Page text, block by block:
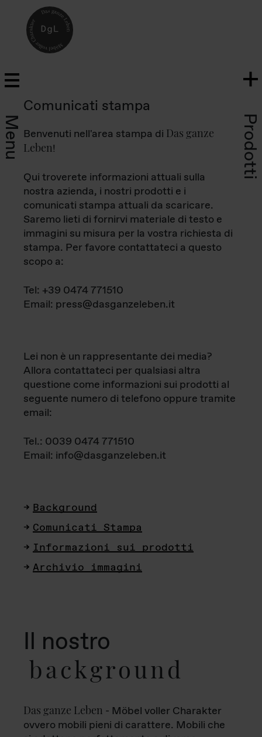
Menu Prodotti
Comunicati stampa
Benvenuti nell'area stampa di Das ganze
Leben!
Qui troverete informazioni attuali sulla
nostra azienda, i nostri prodotti e i
comunicati stampa attuali da scaricare.
Saremo lieti di fornirvi materiale di testo e
immagini su misura per la vostra richiesta di
stampa. Per favore contattateci a questo
scopo a:
Tel: +39 0474 771510
Email: press@dasganzeleben.it
Lei non è un rappresentante dei media?
Allora contattateci per qualsiasi altra
questione come informazioni sui prodotti al
seguente numero di telefono oppure tramite
email:
Tel.: 0039 0474 771510
Email: info@dasganzeleben.it
Background
Comunicati Stampa
Informazioni sui prodotti
Archivio immagini
Il nostro
background
Das ganze Leben - Möbel voller Charakter
ovvero mobili pieni di carattere. Mobili che